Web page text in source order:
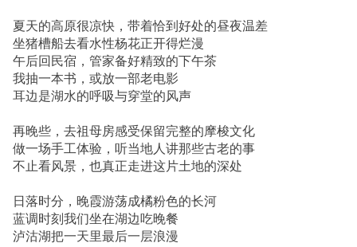
夏天的高原很凉快，带着恰到好处的昼夜温差
坐猪槽船去看水性杨花正开得烂漫
午后回民宿，管家备好精致的下午茶
我抽一本书，或放一部老电影
耳边是湖水的呼吸与穿堂的风声
再晚些，去祖母房感受保留完整的摩梭文化
做一场手工体验，听当地人讲那些古老的事
不止看风景，也真正走进这片土地的深处
日落时分，晚霞游荡成橘粉色的长河
蓝调时刻我们坐在湖边吃晚餐
泸沽湖把一天里最后一层浪漫